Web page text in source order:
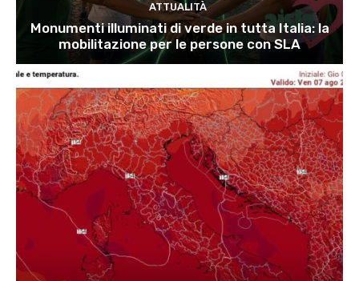
ATTUALITÀ
Monumenti illuminati di verde in tutta Italia: la
mobilitazione per le persone con SLA